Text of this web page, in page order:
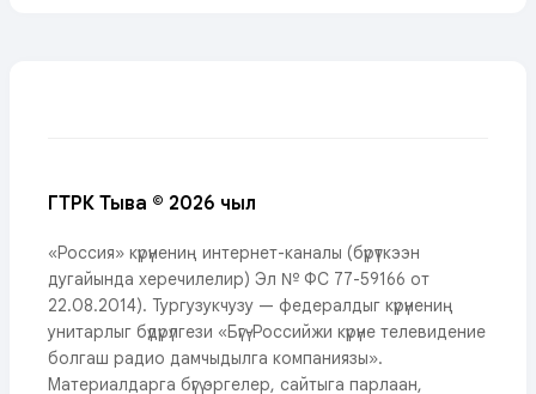
ГТРК Тыва © 2026 чыл
«Россия» күрүнениң интернет-каналы (бүрүткээн
дугайында херечилелир) Эл № ФС 77-59166 от
22.08.2014). Тургузукчузу — федералдыг күрүнениң
унитарлыг бүдүрүлгези «Бүгү-Российжи күрүне телевидение
болгаш радио дамчыдылга компаниязы».
Материалдарга бүгү эргелер, сайтыга парлаан,